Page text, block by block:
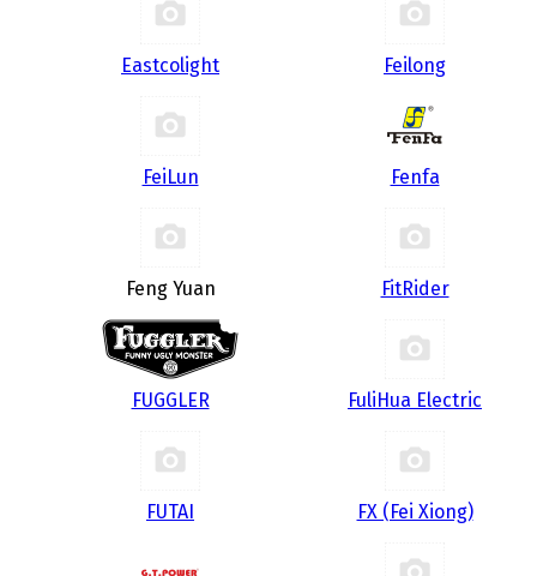
Eastcolight Feilong
FeiLun Fenfa
Feng Yuan FitRider
FUGGLER FuliHua Electric
FUTAI FX (Fei Xiong)